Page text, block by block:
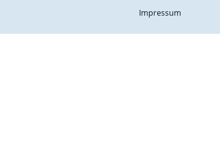
Impressum